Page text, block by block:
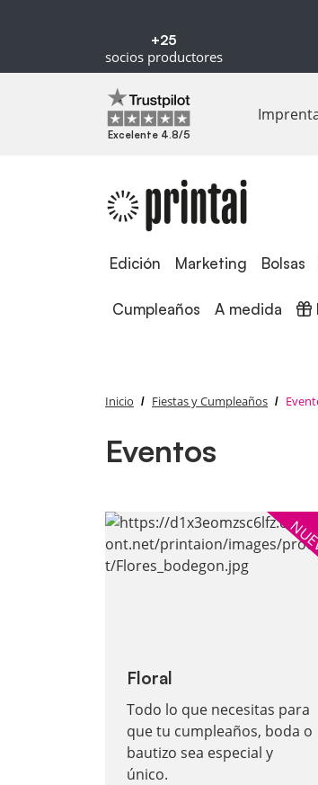
+25
socios productores
Excelente 4.8/5
Edición
Edición Marketing Bolsas
Cumpleaños A medida
Inicio Fiestas y Cumpleaños
Eventos
Floral
Todo lo que necesitas para
que tu cumpleaños, boda o
bautizo sea especial y
único.
Ver más Floral